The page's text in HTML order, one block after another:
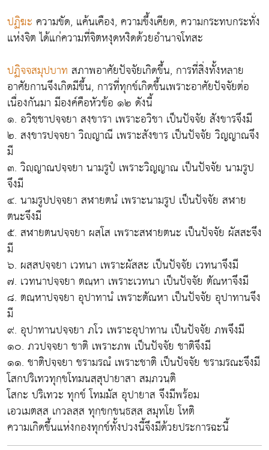
ปฏิฆะ ความขัด, แค้นเคือง, ความขึ้งเคียด, ความกระทบกระทั่ง
แห่งจิต ได้แก่ความที่จิตหงุดหงิดด้วยอำนาจโทสะ
ปฏิจจสมุปบาท สภาพอาศัยปัจจัยเกิดขึ้น, การที่สิ่งทั้งหลาย
อาศัยกานจึงเกิดมีขึ้น, การที่ทุกข์เกิดขึ้นเพราะอาศัยปัจจัยต่อ
เนื่องกันมา มีองค์คือหัวข้อ ๑๒ ดังนี้
๑. อวิชฺชาปจฺจยา สงฺขารา เพราะอวิชา เป็นปัจจัย สังขารจึงมี
๒. สงฺขารปจฺจยา วิญฺญาณี เพราะสังขาร เป็นปัจจัย วิญญาณจึง
มี
๓. วิญฺญาณปจฺจยา นามรูปํ เพราะวิญญาณ เป็นปัจจัย นามรูป
จึงมี
๔. นามรูปปจฺจยา สฬายตนํ เพราะนามรูป เป็นปัจจัย สฬาย
ตนะจึงมี
๕. สฬายตนปจฺจยา ผสฺโส เพราะสฬายตนะ เป็นปัจจัย ผัสสะจึง
มี
๖. ผสฺสปจฺจยา เวทนา เพราะผัสสะ เป็นปัจจัย เวทนาจึงมี
๗. เวทนาปจฺจยา ตณฺหา เพราะเวทนา เป็นปัจจัย ตัณหาจึงมี
๘. ตณฺหาปจฺจยา อุปาทานํ เพราะตัณหา เป็นปัจจัย อุปาทานจึง
มี
๙. อุปาทานปจฺจยา ภโว เพราะอุปาทาน เป็นปัจจัย ภพจึงมี
๑๐. ภวปจฺจยา ชาติ เพราะภพ เป็นปัจจัย ชาติจึงมี
๑๑. ชาติปจฺจยา ชรามรณํ เพราะชาติ เป็นปัจจัย ชรามรณะจึงมี
โสกปริเทวทุกฺขโทมนสฺสุปายาสา สมฺภวนฺติ
โสกะ ปริเทวะ ทุกข์ โทมมัส อุปายาส จึงมีพร้อม
เอวเมตสฺส เกวลสฺส ทุกฺขกฺขนฺธสฺส สมุทโย โหติ
ความเกิดขึ้นแห่งกองทุกข์ทั้งปวงนี้จึงมีด้วยประการฉะนี้